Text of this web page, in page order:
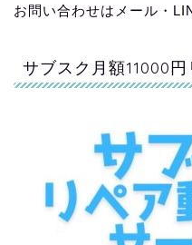
お問い合わせはメール・
サブスク月額11000